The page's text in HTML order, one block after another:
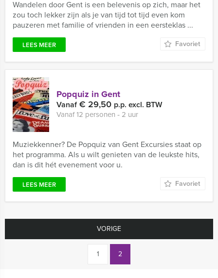
Wandelen door Gent is een belevenis op zich, maar het
zou toch lekker zijn als je van tijd tot tijd even kom
pauzeren met familie of vrienden in een eersteklas ...
LEES MEER Favoriet
Popquiz in Gent
Vanaf€ 29,50 p.p. excl. BTW
Vanaf 12 personen ‐ 2 uur
Muziekkenner? De Popquiz van Gent Excursies staat op
het programma. Als u wilt genieten van de leukste hits,
dan is dit hét evenement voor u.
LEES MEER Favoriet
VORIGE
1 2